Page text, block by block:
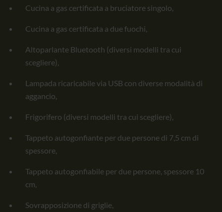
Cucina a gas certificata a bruciatore singolo,
Cucina a gas certificata a due fuochi,
Altoparlante Bluetooth (diversi modelli tra cui
scegliere),
Lampada ricaricabile via USB con diverse modalità di
aggancio,
Frigorifero (diversi modelli tra cui scegliere),
Tappeto autogonfiante per due persone di 7,5 cm di
spessore,
Tappeto autogonfiabile per due persone, spessore 10
cm,
Sovrapposizione di griglie,